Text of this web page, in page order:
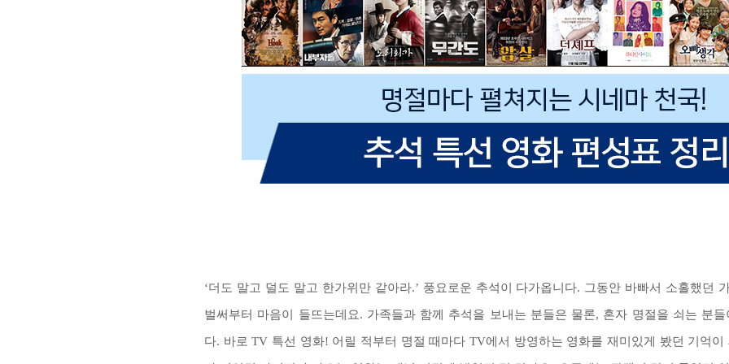
‘더도 말고 덜도 말고 한가위만 같아라.’ 풍요로운 추석이 다가옵니다. 그동안 바빠서 소홀했던
벌써부터 마음이 들뜨는데요. 가족들과 함께 추석을 보내는 분들은 물론, 혼자 명절을 쇠는 분
다. 바로 TV 특선 영화! 어릴 적부터 명절 때마다 TV에서 방영하는 영화를 재미있게 봤던 기억